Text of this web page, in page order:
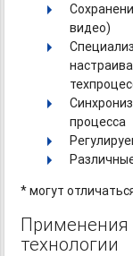
видео)
процесса
* могут
технологии